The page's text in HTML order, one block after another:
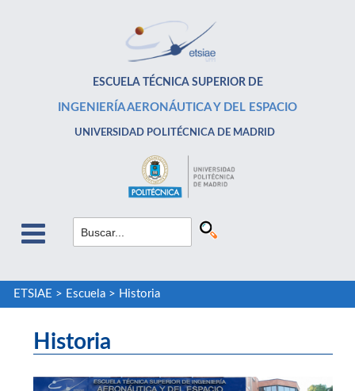
ESCUELA TÉCNICA SUPERIOR DE
INGENIERÍA AERONÁUTICA Y DEL ESPACIO
UNIVERSIDAD POLITÉCNICA DE MADRID
ETSIAE > Escuela> Historia
Historia